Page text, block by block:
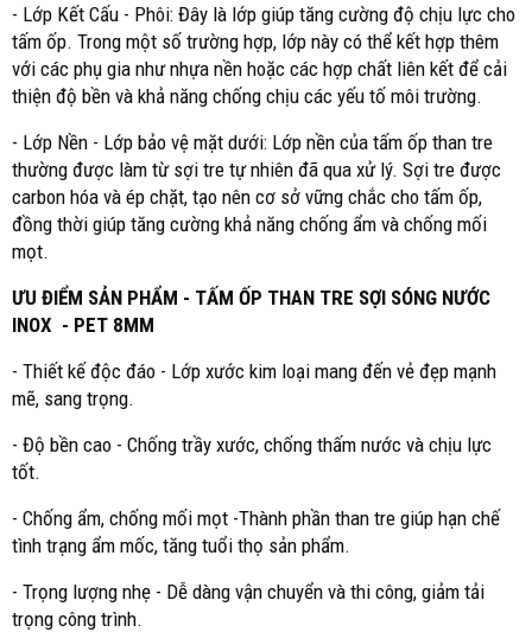
- Lớp Kết Cấu - Phôi: Đây là lớp giúp tăng cường độ chịu lực cho
tấm ốp. Trong một số trường hợp, lớp này có thể kết hợp thêm
với các phụ gia như nhựa nền hoặc các hợp chất liên kết để cải
thiện độ bền và khả năng chống chịu các yếu tố môi trường.
- Lớp Nền - Lớp bảo vệ mặt dưới: Lớp nền của tấm ốp than tre
thường được làm từ sợi tre tự nhiên đã qua xử lý. Sợi tre được
carbon hóa và ép chặt, tạo nên cơ sở vững chắc cho tấm ốp,
đồng thời giúp tăng cường khả năng chống ẩm và chống mối
mọt.
ƯU ĐIỂM SẢN PHẨM - TẤM ỐP THAN TRE SỢI SÓNG NƯỚC
INOX - PET 8MM
- Thiết kế độc đáo - Lớp xước kim loại mang đến vẻ đẹp mạnh
mẽ, sang trọng.
- Độ bền cao - Chống trầy xước, chống thấm nước và chịu lực
tốt.
- Chống ẩm, chống mối mọt -Thành phần than tre giúp hạn chế
tình trạng ẩm mốc, tăng tuổi thọ sản phẩm.
- Trọng lượng nhẹ - Dễ dàng vận chuyển và thi công, giảm tải
trọng công trình.